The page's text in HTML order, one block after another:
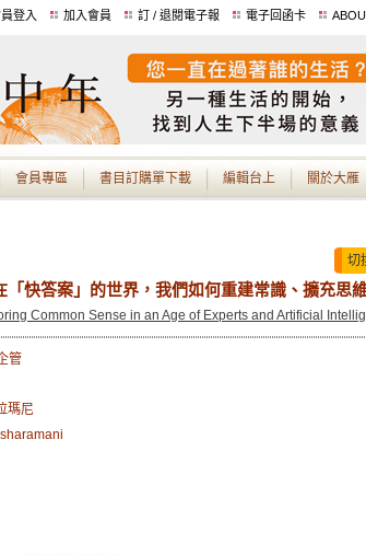
登入 加入會員 訂 / 退閱電子報 電子回函卡
會員專區 書目訂購單下載 編輯台上 關於大雁
切
「快答案」的世界，我們如何重建常識、擴充思
Common Sense in an Age of Experts and Artificial
管
瑪尼